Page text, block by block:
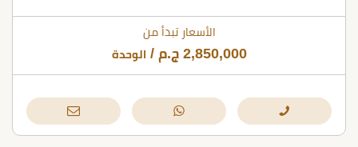
الأسعار تبدأ من
2,850,000 ج.م / الوحدة